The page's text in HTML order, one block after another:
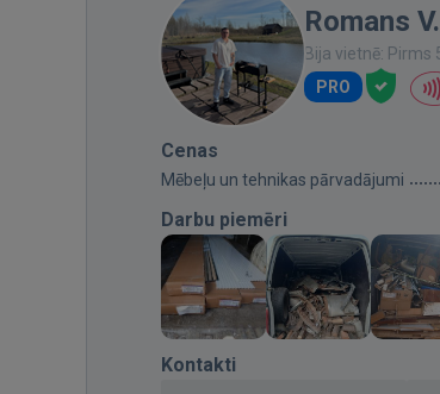
Romans V.
Bija vietnē: Pirms
PRO
Cenas
Mēbeļu un tehnikas pārvadājumi
Darbu piemēri
Kontakti